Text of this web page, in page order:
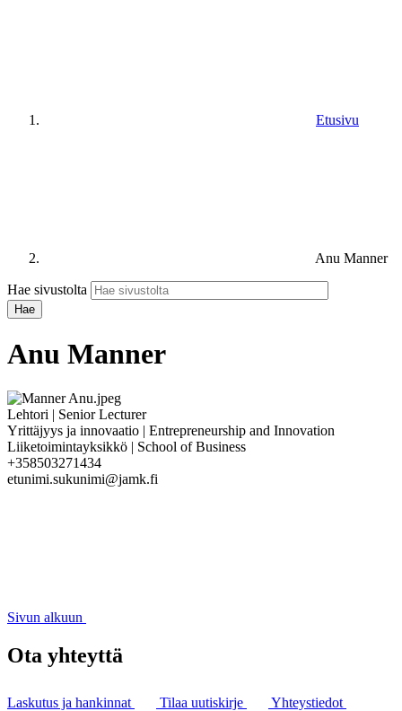
Etusivu
Anu Manner
Hae sivustolta
Anu Manner
Lehtori | Senior Lecturer
Yrittäjyys ja innovaatio | Entrepreneurship and Innovation
Liiketoimintayksikkö | School of Business
+358503271434
etunimi.sukunimi@jamk.fi
Sivun alkuun
Ota yhteyttä
Laskutus ja hankinnat Tilaa uutiskirje Yhteystiedot